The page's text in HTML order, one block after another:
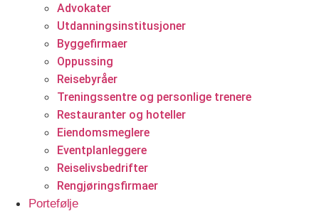
Advokater
Utdanningsinstitusjoner
Byggefirmaer
Oppussing
Reisebyråer
Treningssentre og personlige trenere
Restauranter og hoteller
Eiendomsmeglere
Eventplanleggere
Reiselivsbedrifter
Rengjøringsfirmaer
Portefølje